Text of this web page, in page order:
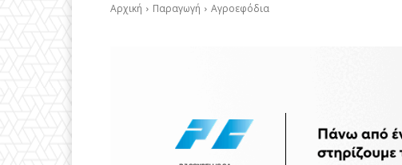
Αρχική Παραγωγή Αγροεφόδια